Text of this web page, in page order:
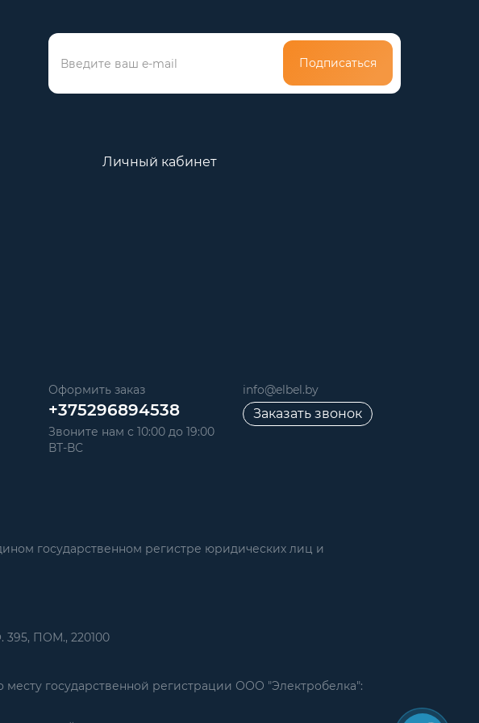
Подписаться
Личный кабинет
Оформить заказ
+375296894538
Звоните нам с 10:00 до 19:00
ВТ-ВС
info@elbel.by
Заказать звонок
государственном регистре юридических лиц и
ПОМ., 220100
государственной регистрации ООО "Электробелка":